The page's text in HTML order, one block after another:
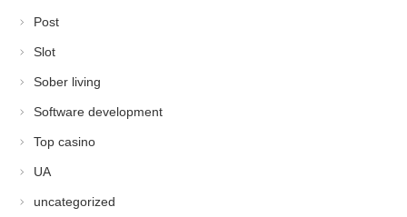
Post
Slot
Sober living
Software development
Top casino
UA
uncategorized